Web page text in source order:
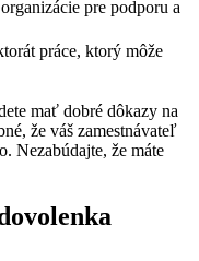
pre podporu a
práce, ktorý môže
mať dobré dôkazy na
že váš zamestnávateľ
Nezabúdajte, že máte